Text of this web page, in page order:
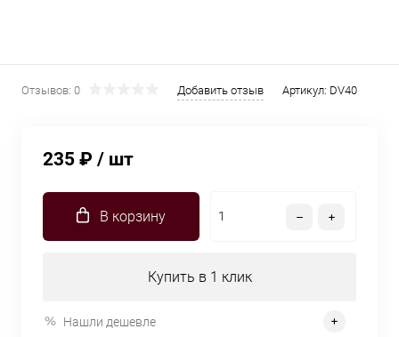
Отзывов: 0 Добавить отзыв Артикул: DV40
235 ₽ / шт
В корзину
Купить в 1 клик
Нашли дешевле